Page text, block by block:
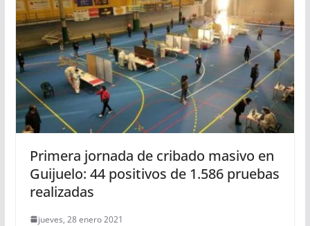
Primera jornada de cribado masivo en
Guijuelo: 44 positivos de 1.586 pruebas
realizadas
jueves, 28 enero 2021